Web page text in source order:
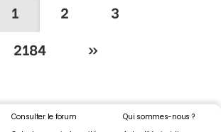
1 2
3
2184 »
Consulter le forum
Qui sommes-nous ?